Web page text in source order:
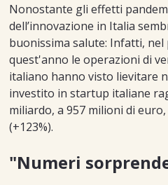
Nonostante gli effetti
dell’innovazione in Italia
buonissima salute: Infatti,
quest'anno le operazioni di
italiano hanno visto lievitare
investito in startup italiane
miliardo, a 957 milioni di
(+123%).
"Numeri